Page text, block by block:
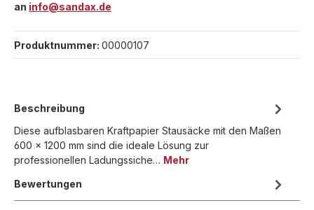
an info@sandax.de
Produktnummer: 00000107
Beschreibung
Diese aufblasbaren Kraftpapier Stausäcke mit den Maßen
600 × 1200 mm sind die ideale Lösung zur
professionellen Ladungssiche… Mehr
Bewertungen